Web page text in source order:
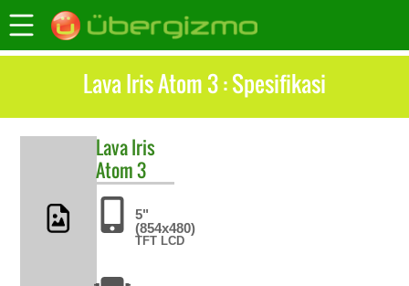
Lava Iris Atom 3 : Spesifikasi
LavaIris
Atom 3
5"
(854x480)
TFT LCD